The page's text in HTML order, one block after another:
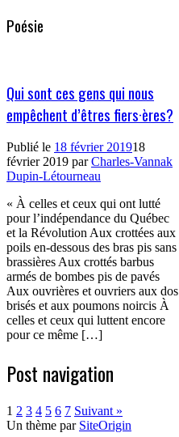
Poésie
Qui sont ces gens qui nous
empêchent d’êtres fiers·ères?
Publié le 18 février 201918
février 2019 parCharles-Vannak
Dupin-Létourneau
« À celles et ceux qui ont lutté
pour l’indépendance du Québec
et la Révolution Aux crottées aux
poils en-dessous des bras pis sans
brassières Aux crottés barbus
armés de bombes pis de pavés
Aux ouvrières et ouvriers aux dos
brisés et aux poumons noircis À
celles et ceux qui luttent encore
pour ce même […]
Post navigation
1 2 3 4 5 6 7 Suivant »
Un thème par SiteOrigin